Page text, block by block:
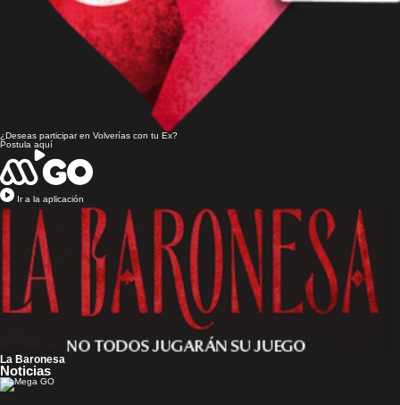
¿Deseas participar en Volverías con tu Ex?
Postula aquí
Ir a la aplicación
La Baronesa
Noticias